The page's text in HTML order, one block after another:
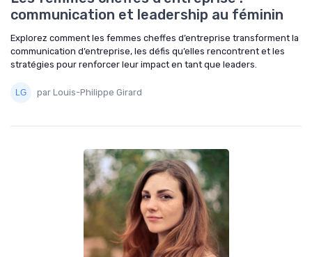
communication et leadership au féminin
Explorez comment les femmes cheffes d’entreprise transforment la
communication d’entreprise, les défis qu’elles rencontrent et les
stratégies pour renforcer leur impact en tant que leaders.
par Louis-Philippe Girard